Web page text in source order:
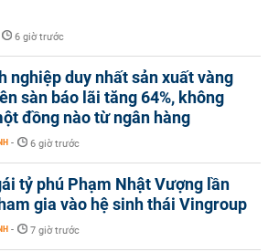
6 giờ trước
nghiệp duy nhất sản xuất vàng
sàn báo lãi tăng 64%, không
đồng nào từ ngân hàng
- 6 giờ trước
tỷ phú Phạm Nhật Vượng lần
gia vào hệ sinh thái Vingroup
- 7 giờ trước